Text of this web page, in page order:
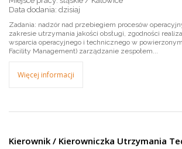
dzisiaj
Zadania: nadzór nad przebiegiem procesów
zakresie utrzymania jakości obsługi, zgodności
wsparcia operacyjnego i technicznego w
Facility Management) zarządzanie zespołem...
Więcej informacji
Kierownik / Kierowniczka Utrzymania